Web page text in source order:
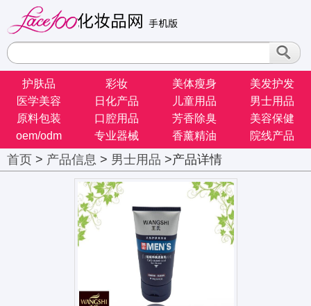
护肤品 彩妆 美体瘦身
美发护发
医学美容
日化产品 儿童用品
男士用品
原料包装
口腔用品 芳香除臭
美容保健
oem/odm
专业器械 香薰精油 院线产品
首页 > 产品信息 > 男士用品 >产品详情